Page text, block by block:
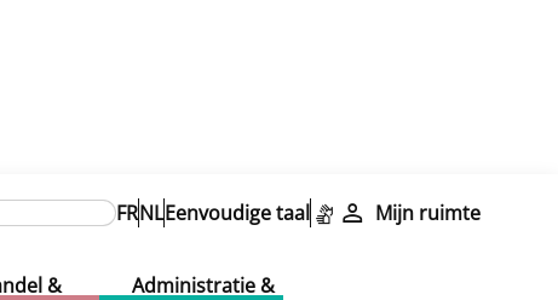
FRNLEenvoudige taal Mijn ruimte
&
Administratie &